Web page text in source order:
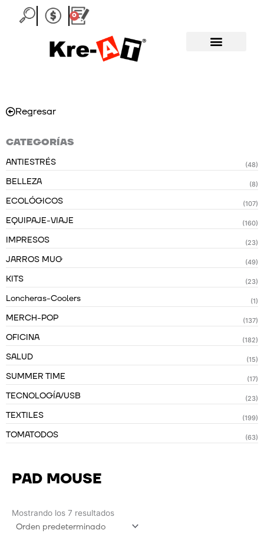
0
Carrito
Regresar
CATEGORÍAS
ANTIESTRÉS (48)
BELLEZA (8)
ECOLÓGICOS (107)
EQUIPAJE-VIAJE (160)
IMPRESOS (23)
JARROS MUG (49)
KITS (23)
Loncheras-Coolers (1)
MERCH-POP (137)
OFICINA (182)
SALUD (15)
SUMMER TIME (17)
TECNOLOGÍA/USB (23)
TEXTILES (199)
TOMATODOS (63)
PAD MOUSE
Mostrando los 7 resultados